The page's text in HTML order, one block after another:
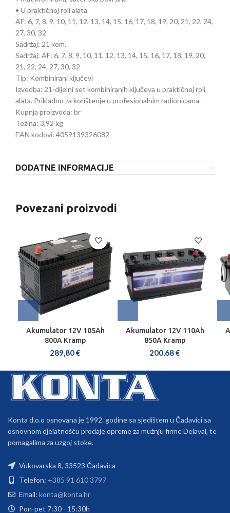
• U praktičnoj roli alata
AF: 6, 7, 8, 9, 10, 11, 12, 13, 14, 15, 16, 17, 18, 19, 20, 21, 22, 24,
27, 30, 32
Sadržaj: 21 kom.
Sadržaj: AF: 6, 7, 8, 9, 10, 11, 12, 13, 14, 15, 16, 17, 18, 19, 20,
21, 22, 24, 27, 30, 32
Tip: Kombinirani ključevi
Izvedba: 21-dijelni set kombiniranih ključeva u praktičnoj roli
alata. Prikladno za korištenje u profesionalnim radionicama.
Kupnja proizvoda: br
Težina: 3,92 kg
EAN kodovi: 4059139326082
DODATNE INFORMACIJE
Povezani proizvodi
Akumulator 12V 105Ah
800A Kramp
289,80€
Akumulator 12V 110Ah
850A Kramp
200,68€
Konta d.o.o osnovana je 1992. godine sa sjedištem u Čađavici sa
osnovnom djelatnošću prodaje opreme za mužnju firme Delaval, te
pomagalima za uzgoj stoke.
Vukovarska 8, 33523 Čađavica
Telefon: +385 91 610 3797
Email: konta@konta.hr
Pon-pet 7:30 - 15:30h